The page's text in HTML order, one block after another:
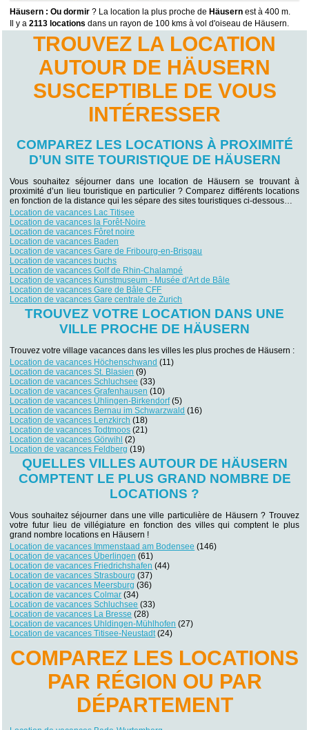
Häusern : Ou dormir ? La location la plus proche de Häusern est à 400 m.
Il y a2113 locations dans un rayon de 100 kms à vol d'oiseau de Häusern.
TROUVEZ LA LOCATION
AUTOUR DE HÄUSERN
SUSCEPTIBLE DE VOUS
INTÉRESSER
COMPAREZ LES LOCATIONS À PROXIMITÉ
D’UN SITE TOURISTIQUE DE HÄUSERN
Vous souhaitez séjourner dans une location de Häusern se trouvant à
proximité d’un lieu touristique en particulier ? Comparez différents locations
en fonction de la distance qui les sépare des sites touristiques ci-dessous…
Location de vacances Lac Titisee
Location de vacances la Forêt-Noire
Location de vacances Fôret noire
Location de vacances Baden
Location de vacances Gare de Fribourg-en-Brisgau
Location de vacances buchs
Location de vacances Golf de Rhin-Chalampé
Location de vacances Kunstmuseum - Musée d'Art de Bâle
Location de vacances Gare de Bâle CFF
Location de vacances Gare centrale de Zurich
TROUVEZ VOTRE LOCATION DANS UNE
VILLE PROCHE DE HÄUSERN
Trouvez votre village vacances dans les villes les plus proches de Häusern :
Location de vacances Höchenschwand (11)
Location de vacances St. Blasien (9)
Location de vacances Schluchsee (33)
Location de vacances Grafenhausen (10)
Location de vacances Ühlingen-Birkendorf(5)
Location de vacances Bernau im Schwarzwald (16)
Location de vacances Lenzkirch (18)
Location de vacances Todtmoos (21)
Location de vacances Görwihl (2)
Location de vacances Feldberg (19)
QUELLES VILLES AUTOUR DE HÄUSERN
COMPTENT LE PLUS GRAND NOMBRE DE
LOCATIONS ?
Vous souhaitez séjourner dans une ville particulière de Häusern ? Trouvez
votre futur lieu de villégiature en fonction des villes qui comptent le plus
grand nombre locations en Häusern !
Location de vacances Immenstaad am Bodensee (146)
Location de vacances Überlingen (61)
Location de vacances Friedrichshafen (44)
Location de vacances Strasbourg (37)
Location de vacances Meersburg (36)
Location de vacances Colmar (34)
Location de vacances Schluchsee (33)
Location de vacances La Bresse (28)
Location de vacances Uhldingen-Mühlhofen (27)
Location de vacances Titisee-Neustadt(24)
COMPAREZ LES LOCATIONS
PAR RÉGION OU PAR
DÉPARTEMENT